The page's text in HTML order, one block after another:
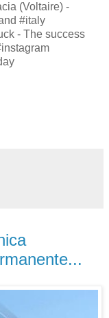
(Voltaire) -
#italy
- The success